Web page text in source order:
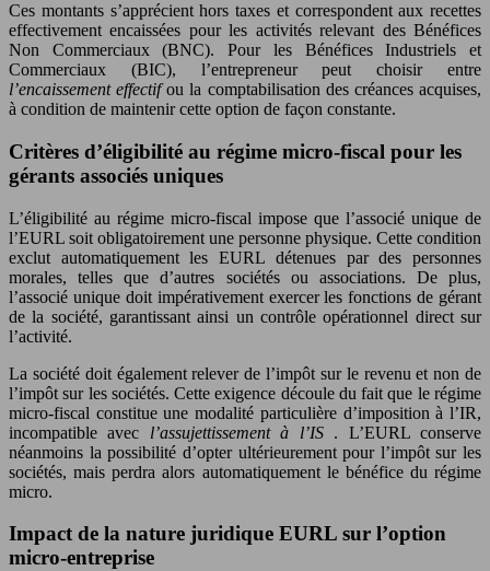
Ces montants s’apprécient hors taxes et correspondent aux recettes
effectivement encaissées pour les activités relevant des Bénéfices
Non Commerciaux (BNC). Pour les Bénéfices Industriels et
Commerciaux (BIC), l’entrepreneur peut choisir entre
l’encaissement effectifou la comptabilisation des créances acquises,
à condition de maintenir cette option de façon constante.
Critères d’éligibilité au régime micro-fiscal pour les
gérants associés uniques
L’éligibilité au régime micro-fiscal impose que l’associé unique de
l’EURL soit obligatoirement une personne physique. Cette condition
exclut automatiquement les EURL détenues par des personnes
morales, telles que d’autres sociétés ou associations. De plus,
l’associé unique doit impérativement exercer les fonctions de gérant
de la société, garantissant ainsi un contrôle opérationnel direct sur
l’activité.
La société doit également relever de l’impôt sur le revenu et non de
l’impôt sur les sociétés. Cette exigence découle du fait que le régime
micro-fiscal constitue une modalité particulière d’imposition à l’IR,
incompatible avec l’assujettissement à l’IS . L’EURL conserve
néanmoins la possibilité d’opter ultérieurement pour l’impôt sur les
sociétés, mais perdra alors automatiquement le bénéfice du régime
micro.
Impact de la nature juridique EURL sur l’option
micro-entreprise